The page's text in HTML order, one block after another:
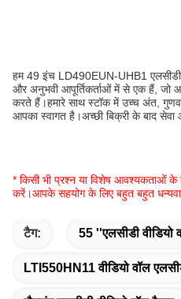
हम 49 इंच LD490EUN-UHB1 एलसीडी
और अनुभवी आपूर्तिकर्ताओं में से एक हैं, जो
करते हैं।हमारे साथ स्टॉक में उच्च अंत,
आपका स्वागत है।अच्छी बिक्री के बाद
* किसी भी प्रश्न या विशेष आवश्यकताओं
करें।आपके सहयोग के लिए बहुत बहुत
टैग: 55 ''एलसीडी वीडियो
LTI550HN11 वीडियो वॉल